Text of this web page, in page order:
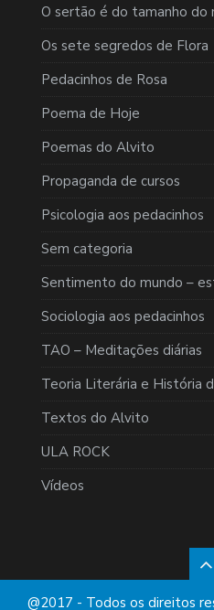
O sertão é do tamanho do
Os sete segredos de Flora
Pedacinhos de Rosa
Poema de Hoje
Poemas do Alvito
Propaganda de cursos
Psicologia aos pedacinhos
Sem categoria
Sentimento do mundo –
Sociologia aos pedacinhos
TAO – Meditações diárias
Teoria Literária e História
Textos do Alvito
ULA ROCK
Vídeos
@2017 - Todos os direitos